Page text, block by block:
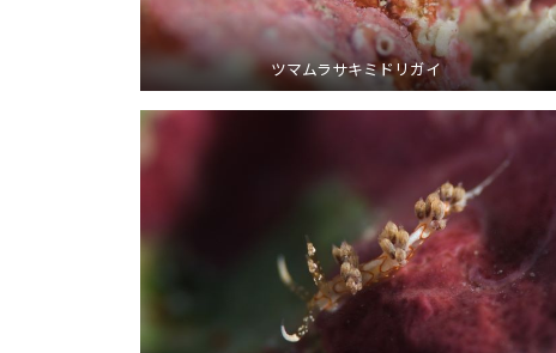
ツマムラサキミドリガイ